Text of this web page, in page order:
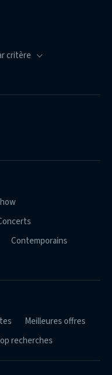
Contemporains
Meilleures offres
recherches